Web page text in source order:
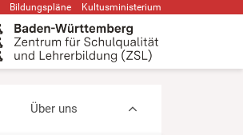
Bildungspläne Kultusministerium
Über uns